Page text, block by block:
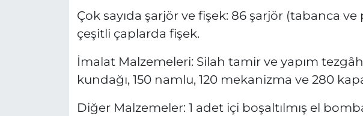
Çok sayıda şarjör ve fişek: 86 şarjör (tabanca
çeşitli çaplarda fişek.
İmalat Malzemeleri: Silah tamir ve yapım
kundağı, 150 namlu, 120 mekanizma ve 280
Diğer Malzemeler: 1 adet içi boşaltılmış el